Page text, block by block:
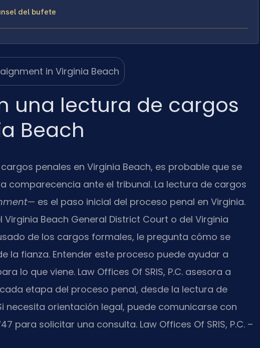
del bufete
una lectura de cargos
Beach
penales en Virginia Beach, es probable que se
comparecencia ante el tribunal. La lectura de cargos
— es el paso inicial del proceso penal en Virginia.
Beach General District Court o del Virginia
de los cargos formales, le pregunta cómo se
la fianza. Entender este proceso puede ayudar a
lo que viene. Law Offices Of SRIS, P.C. asesora a
etapa del proceso penal, desde la lectura de
necesita orientación legal, puede comunicarse con
para solicitar una consulta. Law Offices Of SRIS, P.C. –